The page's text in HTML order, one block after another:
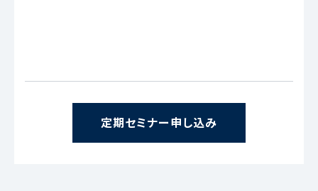
定期セミナー申し込み